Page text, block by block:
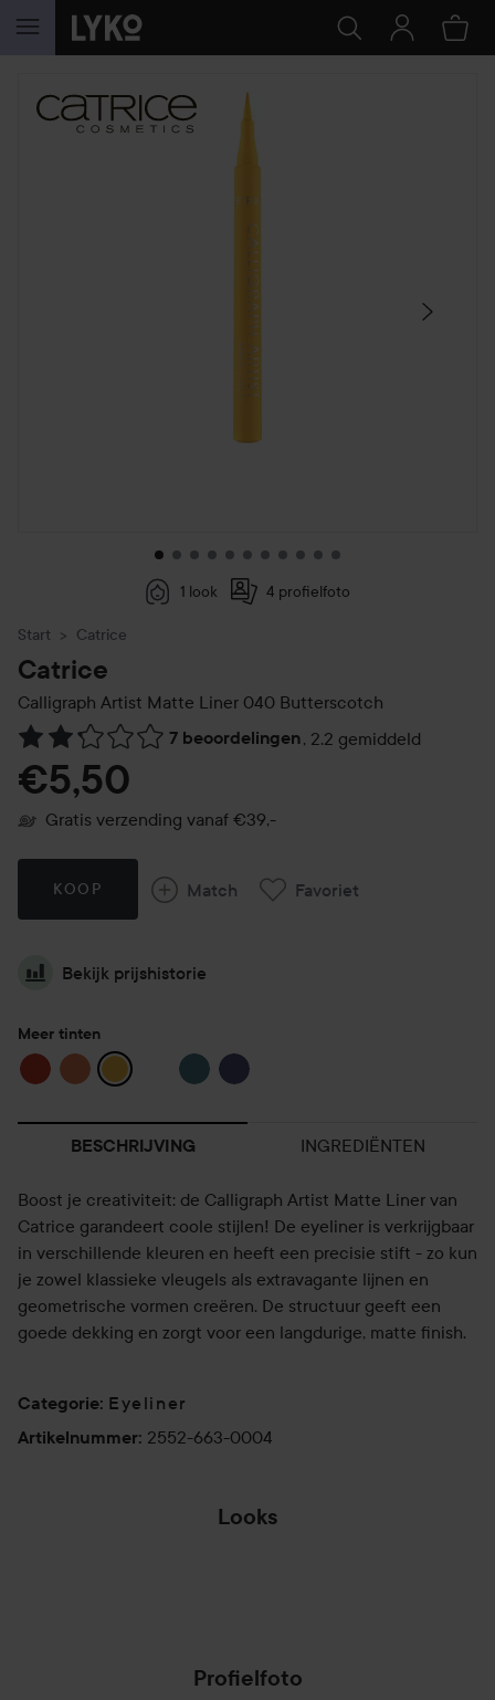
GA NAAR INHOUD
SECTIE OVERSLAAN
1 look 4 profielfoto
Start Catrice
Catrice
Calligraph Artist Matte Liner 040 Butterscotch
7 beoordelingen, 2.2 gemiddeld
Ga naar Reviews & reacties
€5,50
Gratis verzending vanaf €39,-
KOOP Match Favoriet
Bekijk prijshistorie
Meer tinten
BESCHRIJVING INGREDIËNTEN
Boost je creativiteit: de Calligraph Artist Matte Liner van
Catrice garandeert coole stijlen! De eyeliner is verkrijgbaar
in verschillende kleuren en heeft een precisie stift - zo kun
je zowel klassieke vleugels als extravagante lijnen en
geometrische vormen creëren. De structuur geeft een
goede dekking en zorgt voor een langdurige, matte finish.
Categorie: Eyeliner
Artikelnummer: 2552-663-0004
Looks
Profielfoto